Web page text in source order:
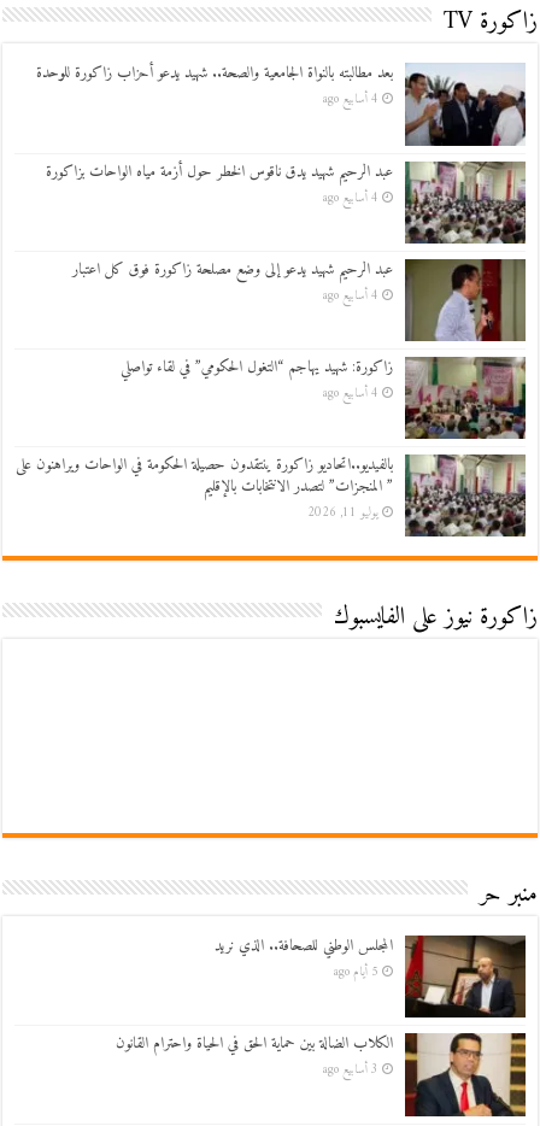
زاكورة TV
بعد مطالبته بالنواة الجامعية والصحة.. شهيد يدعو أحزاب زاكورة للوحدة
4 أسابيع ago
عبد الرحيم شهيد يدق ناقوس الخطر حول أزمة مياه الواحات بزاكورة
4 أسابيع ago
عبد الرحيم شهيد يدعو إلى وضع مصلحة زاكورة فوق كل اعتبار
4 أسابيع ago
زاكورة: شهيد يهاجم “التغول الحكومي” في لقاء تواصلي
4 أسابيع ago
بالفيديو..اتحاديو زاكورة ينتقدون حصيلة الحكومة في الواحات ويراهنون على
” المنجزات” لتصدر الانتخابات بالإقليم
يوليو 11, 2026
زاكورة نيوز على الفايسبوك
منبر حر
المجلس الوطني للصحافة.. الذي نريد
5 أيام ago
الكلاب الضالة بين حماية الحق في الحياة واحترام القانون
3 أسابيع ago